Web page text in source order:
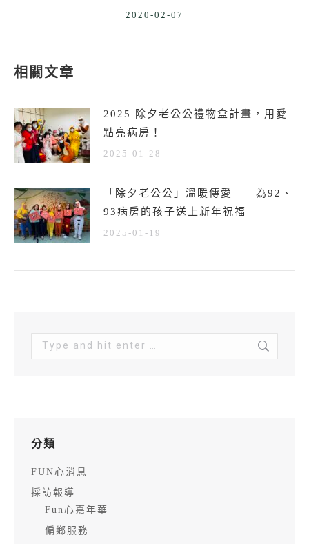
2020-02-07
相關文章
2025 除夕老公公禮物盒計畫，用愛
點亮病房！
2025-01-28
「除夕老公公」溫暖傳愛——為92、
93病房的孩子送上新年祝福
2025-01-19
Search:
分類
FUN心消息
採訪報導
Fun心嘉年華
偏鄉服務